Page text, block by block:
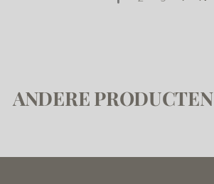
ANDERE PRODUCTEN